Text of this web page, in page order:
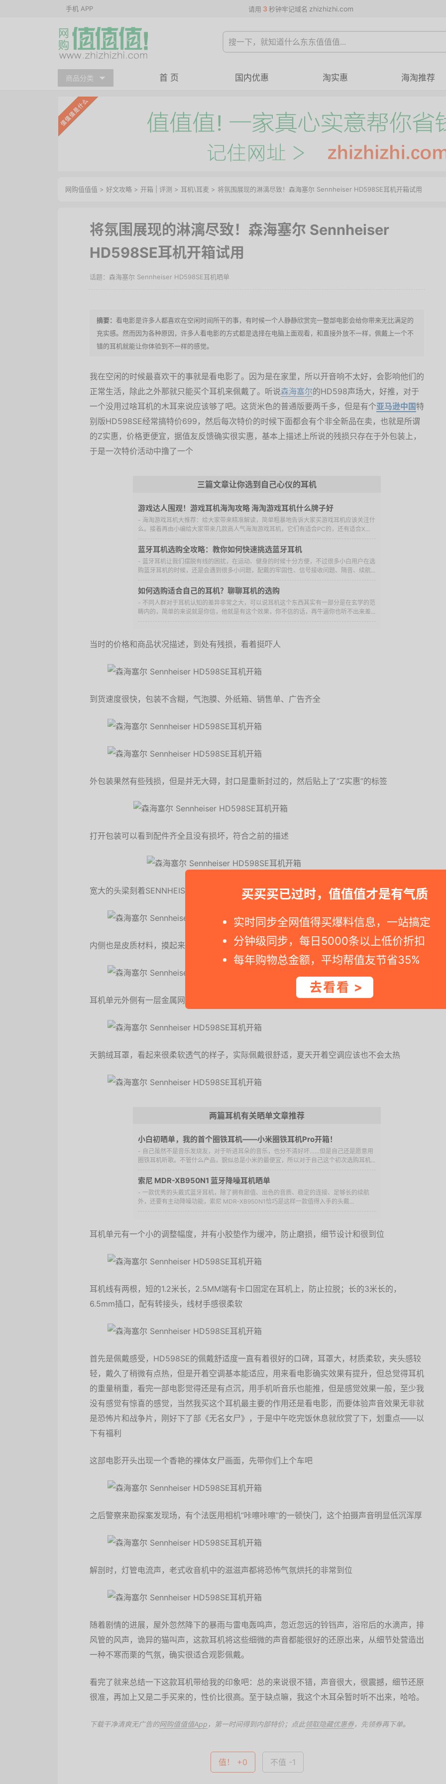
手机 APP 请用 3 秒钟牢记域名 zhizhizhi.com
商品分类 首 页 国内优惠 淘实惠 海淘推荐
买买买已过时，值值值才是有气质
实时同步全网值得买爆料信息，一站搞定
分钟级同步，每日5000条以上低价折扣
每年购物总金额，平均帮值友节省35%
去看看 >
网购值值值 > 好文攻略 > 开箱 评测 > 耳机\耳麦 > 将氛围展现的淋漓尽致！森海塞尔 Sennheiser HD598SE耳机开箱试用
将氛围展现的淋漓尽致！森海塞尔 Sennheiser
HD598SE耳机开箱试用
森海塞尔 Sennheiser HD598SE耳机晒单
看电影是许多人都喜欢在空闲时间所干的事，有时候一个人静静欣赏完一整部电影会给你带来无比满足的
充实感。然而因为各种原因，许多人看电影的方式都是选择在电脑上面观看，和直接外放不一样，佩戴上一个不
错的耳机就能让你体验到不一样的感觉。
我在空闲的时候最喜欢干的事就是看电影了。因为是在家里，所以开音响不太好，会影响他们的
正常生活，除此之外那就只能买个耳机来佩戴了。听说森海塞尔的HD598声场大，好推，对于
一个没用过啥耳机的木耳来说应该够了吧。这货米色的普通版要两千多，但是有个亚马逊中国特
别版HD598SE经常搞特价699，然后每次特价的时候下面都会有个非全新品在卖，也就是所谓
的Z实惠，价格更便宜，据值友反馈确实很实惠，基本上描述上所说的残损只存在于外包装上，
于是一次特价活动中撸了一个
三篇文章让你选到自己心仪的耳机
游戏达人围观！游戏耳机海淘攻略 海淘游戏耳机什么牌子好
- 海淘游戏耳机大推荐：给大家带来精准解读，简单粗暴地告诉大家买游戏耳机应该关注什
么。接着再由小编给大家带来几款高人气海淘游戏耳机，它们有适合PC的，还有适合X...
蓝牙耳机选购全攻略：教你如何快速挑选蓝牙耳机
- 蓝牙耳机让我们摆脱有线的困扰，在运动、健身的时候十分方便，不过很多小白用户在选
购蓝牙耳机的时候，还是会遇到很多小问题，配戴的牢固性、信号接收问题、隔音、续航...
如何选购适合自己的耳机？聊聊耳机的选购
- 不同人群对于耳机认知的差异非常之大，可以说耳机这个东西其实有一部分是在玄学的范
畴内的，简单的来说就是你信，他就是有这个效果，你不信的话，再牛逼你也听不出来差...
当时的价格和商品状况描述，到处有残损，看着挺吓人
到货速度很快，包装不含糊，气泡膜、外纸箱、销售单、广告齐全
外包装果然有些残损，但是并无大碍，封口是重新封过的，然后贴上了“Z实惠”的标签
打开包装可以看到配件齐全且没有损坏，符合之前的描述
宽大的头梁刻着SENNHEISER
内侧也是皮质材料，摸起来很柔软
耳机单元外侧有一层金属网包裹，有盲点标注左右，头梁长度可调节
天鹅绒耳罩，看起来很柔软透气的样子，实际佩戴很舒适，夏天开着空调应该也不会太热
两篇耳机有关晒单文章推荐
小白初晒单，我的首个圈铁耳机——小米圈铁耳机Pro开箱！
- 自己虽然不是音乐发烧友，对于听进耳朵的音乐，也分不清好坏……但是自己还是愿意用
圈铁耳机听歌。不管什么产品，貌似总是小米的最便宜，所以对于自己这个初次选购耳机...
索尼 MDR-XB950N1 蓝牙降噪耳机晒单
- 一款优秀的头戴式蓝牙耳机，除了拥有颜值、出色的音质、稳定的连接、足够长的续航
外，还要有主动降噪功能，索尼 MDR-XB950N1恰巧是这样一款值得入手的头戴...
耳机单元有一个小的调整幅度，并有小胶垫作为缓冲，防止磨损，细节设计和很到位
耳机线有两根，短的1.2米长，2.5MM端有卡口固定在耳机上，防止拉脱；长的3米长的，
6.5mm插口，配有转接头，线材手感很柔软
首先是佩戴感受，HD598SE的佩戴舒适度一直有着很好的口碑，耳罩大，材质柔软，夹头感较
轻，戴久了稍微有点热，但是开着空调基本能适应，用来看电影确实效果有提升，但总觉得耳机
的重量稍重，看完一部电影觉得还是有点沉，用手机听音乐也能推，但是感觉效果一般，至少我
没有感觉有惊喜的感觉，当然我买这个耳机最主要的作用还是看电影，而要体验声音效果无非就
是恐怖片和战争片，刚好下了部《无名女尸》，于是中午吃完饭休息就欣赏了下，划重点——以
下有福利
这部电影开头出现一个香艳的裸体女尸画面，先带你们上个车吧
之后警察来勘探案发现场，有个法医用相机“咔嚓咔嚓”的一顿快门，这个拍摄声音明显低沉浑厚
解剖时，灯管电流声，老式收音机中的滋滋声都将恐怖气氛烘托的非常到位
随着剧情的进展，屋外忽然降下的暴雨与雷电轰鸣声，忽近忽远的铃铛声，浴帘后的水滴声，排
风管的风声，诡异的猫叫声，这款耳机将这些细微的声音都能很好的还原出来，从细节处营造出
一种不寒而栗的气氛，确实很适合观影佩戴。
看完了就来总结一下这款耳机带给我的印象吧：总的来说很不错，声音很大，很震撼，细节还原
很准，再加上又是二手买来的，性价比很高。至于缺点嘛，我这个木耳朵暂时听不出来，哈哈。
下载干净清爽无广告的网购值值值App ，第一时间得到内部特价；点此领取隐藏优惠券，先领券再下单。
值！ +0 不值 -1